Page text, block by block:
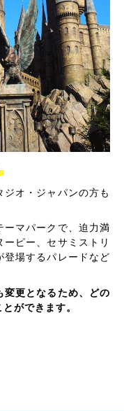
オ・ジャパンの方も
ーマパークで、迫力満
ピー、セサミストリ
登場するパレードなど
変更となるため、どの
ができます。